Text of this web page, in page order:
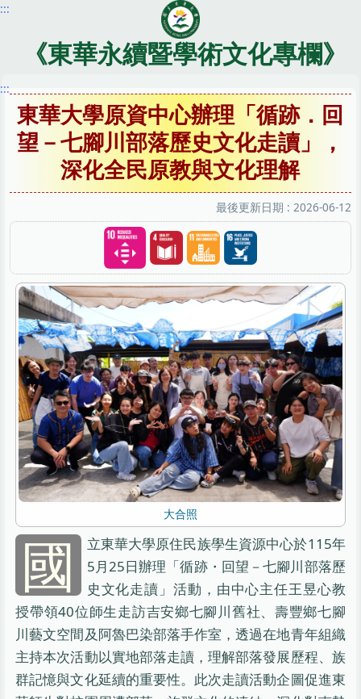
跳
內
區
:::
《東華永續暨學術文化專欄》
:::
東華大學原資中心辦理「循跡．回
望－七腳川部落歷史文化走讀」，
深化全民原教與文化理解
最後更新日期 : 2026-06-12
大合照
國
立東華大學原住民族學生資源中心於115年
5月25日辦理「循跡・回望－七腳川部落歷
史文化走讀」活動，由中心主任王昱心教
授帶領40位師生走訪吉安鄉七腳川舊社、壽豐鄉七腳
川藝文空間及阿魯巴染部落手作室，透過在地青年組織
主持本次活動以實地部落走讀，理解部落發展歷程、族
群記憶與文化延續的重要性。此次走讀活動企圖促進東